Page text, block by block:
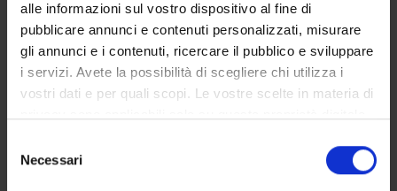
alle informazioni sul vostro dispositivo al fine di
pubblicare annunci e contenuti personalizzati, misurare
gli annunci e i contenuti, ricercare il pubblico e sviluppare
i servizi. Avete la possibilità di scegliere chi utilizza i
vostri dati e per quali scopi. Le vostre scelte in materia di
modificare o revocare il proprio consenso in qualsiasi
momento dalla Dichiarazione sui cookie o facendo clic
delNecessari
OFFERTA FORMATIVA
SEMESTRE FILTRO